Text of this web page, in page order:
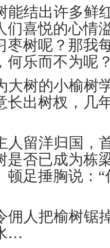
能结出许多鲜
们喜悦的心情
枣树呢？那我
何乐而不为呢
大树的小榆树
长出树杈，几
人留洋归国，
是否已成为栋
顿足捶胸说：
佣人把榆树锯
…